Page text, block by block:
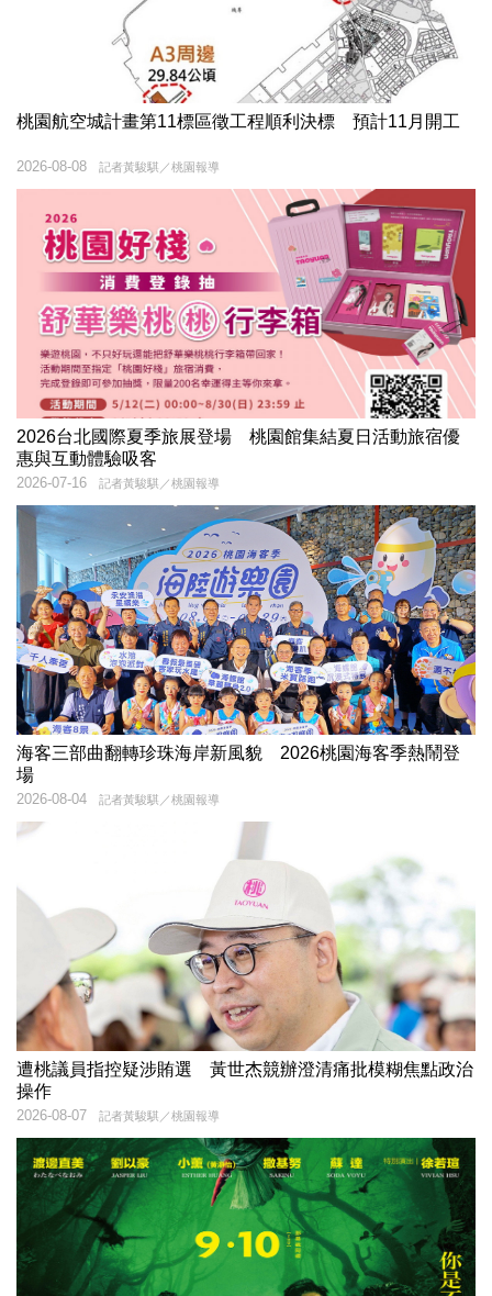
桃園航空城計畫第11標區徵工程順利決標 預計11月開工
記者黃駿騏／桃園報導
2026-08-08
2026台北國際夏季旅展登場 桃園館集結夏日活動旅宿優
惠與互動體驗吸客
記者黃駿騏／桃園報導
2026-07-16
海客三部曲翻轉珍珠海岸新風貌 2026桃園海客季熱鬧登
場
記者黃駿騏／桃園報導
2026-08-04
遭桃議員指控疑涉賄選 黃世杰競辦澄清痛批模糊焦點政治
操作
記者黃駿騏／桃園報導
2026-08-07